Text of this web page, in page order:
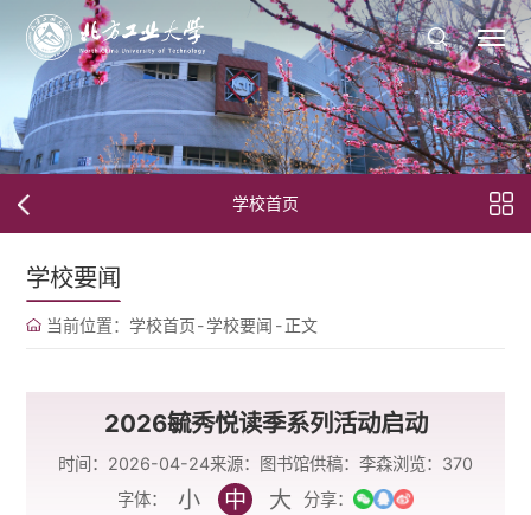
学校首页
学校要闻
当前位置： 学校首页-学校要闻 -正文
2026毓秀悦读季系列活动启动
时间：2026-04-24来源：图书馆供稿：李森浏览： 370
字体：
小 中 大 分享：